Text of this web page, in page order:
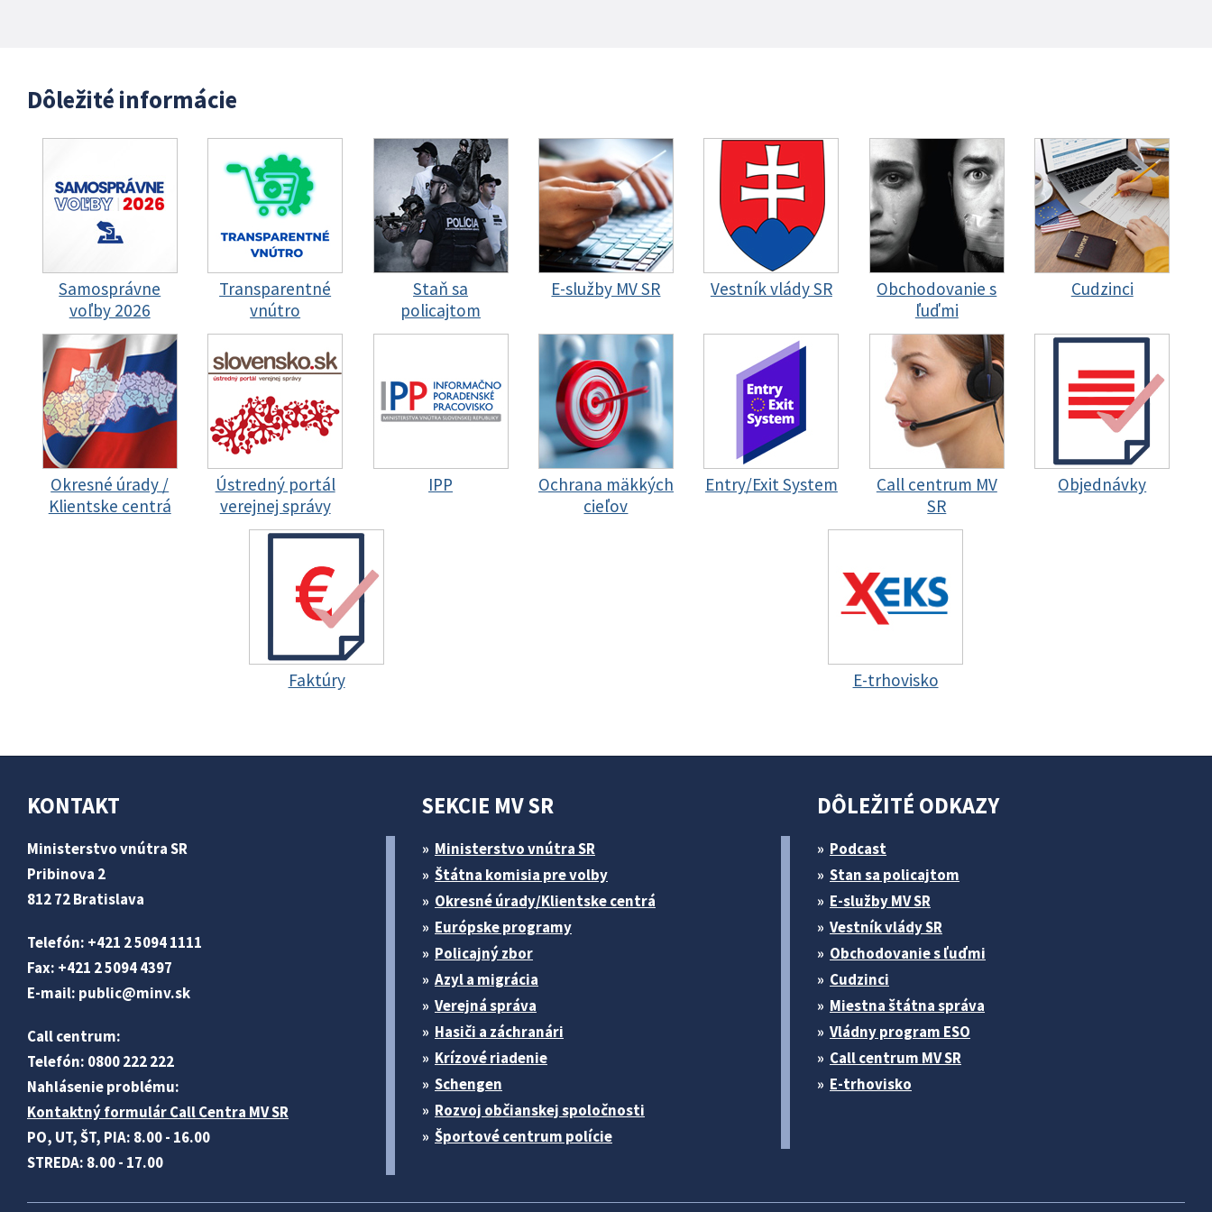
Dôležité informácie
Samosprávne
voľby 2026
Transparentné
vnútro
Staň sa
policajtom
E-služby MV SR Vestník vlády SR
Obchodovanie s
ľuďmi
Cudzinci
Okresné úrady /
Klientske centrá
Ústredný portál
verejnej správy
IPP
Ochrana mäkkých
cieľov
Entry/Exit System
Call centrum MV
SR
Objednávky
Faktúry E-trhovisko
KONTAKT
Ministerstvo vnútra SR
Pribinova 2
812 72 Bratislava
Telefón: +421 2 5094 1111
Fax: +421 2 5094 4397
E-mail: public@minv.sk
Call centrum:
Telefón: 0800 222 222
Nahlásenie problému:
Kontaktný formulár Call Centra MV SR
PO, UT, ŠT, PIA: 8.00 - 16.00
STREDA: 8.00 - 17.00
SEKCIE MV SR
Ministerstvo vnútra SR
Štátna komisia pre volby
Okresné úrady/Klientske centrá
Európske programy
Policajný zbor
Azyl a migrácia
Verejná správa
Hasiči a záchranári
Krízové riadenie
Schengen
Rozvoj občianskej spoločnosti
Športové centrum polície
DÔLEŽITÉ ODKAZY
Podcast
Stan sa policajtom
E-služby MV SR
Vestník vlády SR
Obchodovanie s ľuďmi
Cudzinci
Miestna štátna správa
Vládny program ESO
Call centrum MV SR
E-trhovisko